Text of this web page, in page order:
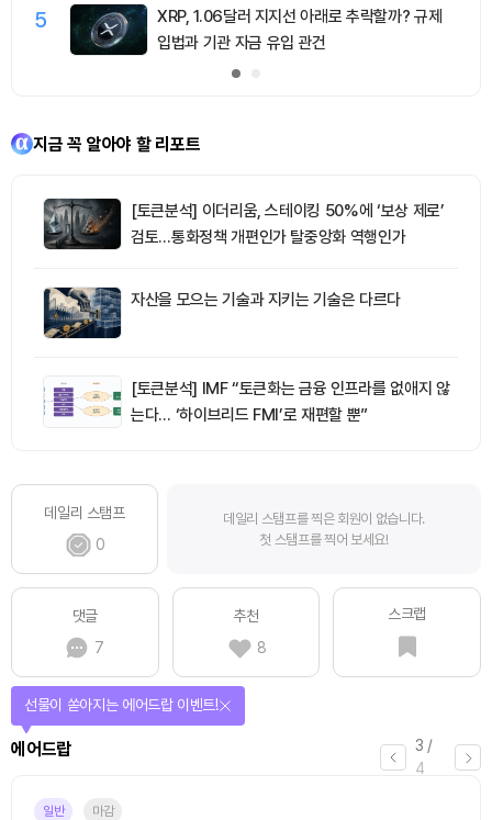
5
XRP, 1.06달러 지지선 아래로 추락할까? 규제
입법과 기관 자금 유입 관건
지금 꼭 알아야 할 리포트
[토큰분석] 이더리움, 스테이킹 50%에 ‘보상 제로’
검토…통화정책 개편인가 탈중앙화 역행인가
자산을 모으는 기술과 지키는 기술은 다르다
[토큰분석] IMF “토큰화는 금융 인프라를 없애지 않
는다… ‘하이브리드 FMI’로 재편할 뿐”
데일리 스탬프
0
데일리 스탬프를 찍은 회원이 없습니다.
첫 스탬프를 찍어 보세요!
댓글
7
추천
8
스크랩
4 /
4
퀴즈
퀴즈풀고 선물 받자!
진행중